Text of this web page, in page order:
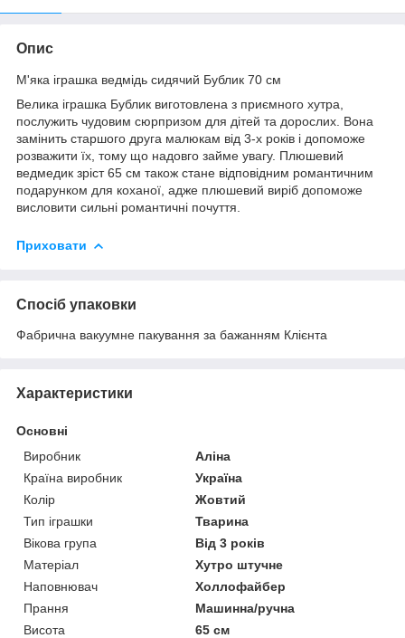
Опис
М'яка іграшка ведмідь сидячий Бублик 70 см
Велика іграшка Бублик виготовлена з приємного хутра,
послужить чудовим сюрпризом для дітей та дорослих. Вона
замінить старшого друга малюкам від 3-х років і допоможе
розважити їх, тому що надовго займе увагу. Плюшевий
ведмедик зріст 65 см також стане відповідним романтичним
подарунком для коханої, адже плюшевий виріб допоможе
висловити сильні романтичні почуття.
Приховати
Спосіб упаковки
Фабрична вакуумне пакування за бажанням Клієнта
Характеристики
Основні
Виробник
Аліна
Країна виробник
Україна
Колір
Жовтий
Тип іграшки
Тварина
Вікова група
Від 3 років
Матеріал
Хутро штучне
Наповнювач
Холлофайбер
Прання
Машинна/ручна
Висота
65 см